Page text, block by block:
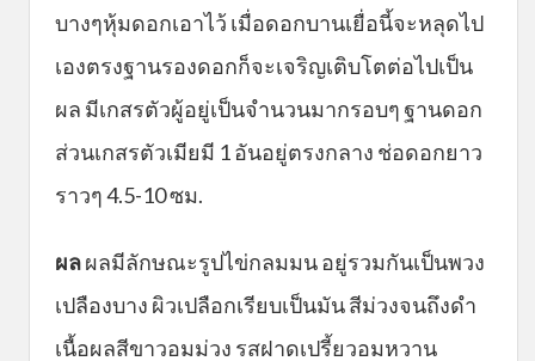
บางๆหุ้มดอกเอาไว้ เมื่อดอกบานเยื่อนี้จะหลุดไป
เองตรงฐานรองดอกก็จะเจริญเติบโตต่อไปเป็น
ผล มีเกสรตัวผู้อยู่เป็นจำนวนมากรอบๆ ฐานดอก
ส่วนเกสรตัวเมียมี 1 อันอยู่ตรงกลาง ช่อดอกยาว
ราวๆ 4.5-10 ซม.
ผลผลมีลักษณะรูปไข่กลมมน อยู่รวมกันเป็นพวง
เปลืองบาง ผิวเปลือกเรียบเป็นมัน สีม่วงจนถึงดำ
เนื้อผลสีขาวอมม่วง รสฝาดเปรี้ยวอมหวาน